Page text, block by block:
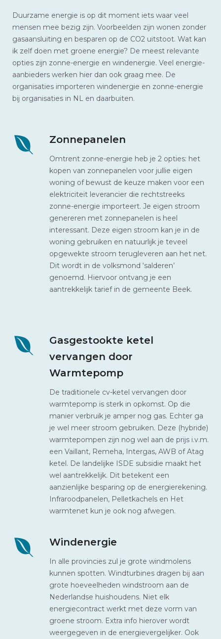
Duurzame energie is op dit moment iets waar veel
mensen mee bezig zijn. Voorbeelden zijn wonen zonder
gasaansluiting en besparen op de CO2 uitstoot. Wat kan
ik zelf doen met groene energie? De meest relevante
opties zijn zonne-energie en windenergie. Veel energie-
aanbieders werken hier dan ook graag mee. De
organisaties importeren windenergie en zonne-energie
bij organisaties in NL en daarbuiten.
Zonnepanelen
Omtrent zonne-energie heb je 2 opties: het
kopen van zonnepanelen voor jullie eigen
woning of bewust de keuze maken voor een
elektriciteit leverancier die rechtstreeks
zonne-energie importeert. Je eigen stroom
genereren met zonnepanelen is heel
interessant. Deze eigen stroom kan je in de
woning gebruiken en natuurlijk je teveel
opgewekte stroom terugleveren aan het net.
Dit wordt in de volksmond ‘salderen’
genoemd. Hiervoor ontvang je een
aantrekkelijk tarief in de gemeente Beek.
Gasgestookte ketel
vervangen door
Warmtepomp
De traditionele cv-ketel vervangen door
warmtepomp is sterk in opkomst. Op die
manier verbruik je amper nog gas. Echter ga
je wel meer stroom gebruiken. Deze (hybride)
warmtepompen zijn nog wel aan de prijs i.v.m.
een Vaillant, Remeha, Intergas, AWB of Atag
ketel. De landelijke ISDE subsidie maakt het
wel aantrekkelijk. Dit betekent een
aanzienlijke besparing op de energierekening.
Infraroodpanelen, Pelletkachels en Het
warmtenet kun je ook nog afwegen.
Windenergie
In alle provincies zul je grote windmolens
kunnen spotten. Windturbines dragen bij aan
grote hoeveelheden windstroom aan de
Nederlandse huishoudens. Niet elk
energiecontract werkt met deze vorm van
groene stroom. Extra info hierover wordt
weergegeven in de energievergelijker. Ook